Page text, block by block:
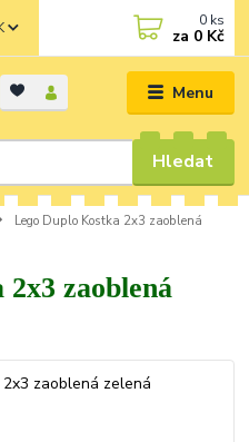
Menu
Hledat
0 ks
za 0 Kč
Lego Duplo Kostka 2x3 zaoblená
zaoblená